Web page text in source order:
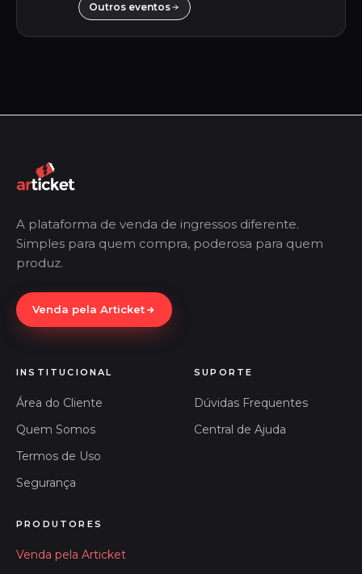
Outros eventos
A plataforma de venda de ingressos diferente.
Simples para quem compra, poderosa para quem
produz.
Venda pela Articket
INSTITUCIONAL
Área do Cliente
Quem Somos
Termos de Uso
Segurança
SUPORTE
Dúvidas Frequentes
Central de Ajuda
PRODUTORES
Venda pela Articket